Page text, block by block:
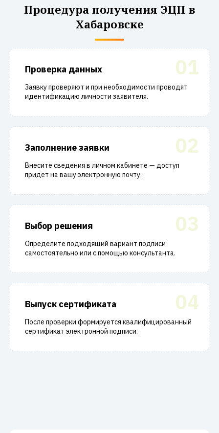
Процедура получения ЭЦП в
Хабаровске
01
Проверка данных
Заявку проверяют и при необходимости проводят
идентификацию личности заявителя.
02
Заполнение заявки
Внесите сведения в личном кабинете — доступ
придёт на вашу электронную почту.
03
Выбор решения
Определите подходящий вариант подписи
самостоятельно или с помощью консультанта.
04
Выпуск сертификата
После проверки формируется квалифицированный
сертификат электронной подписи.